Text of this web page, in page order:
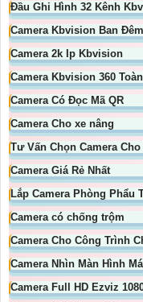
Đầu Ghi Hình 32 Kênh
Camera Kbvision Ban
Camera 2k Ip Kbvision
Camera Kbvision 360
Camera Có Đọc Mã QR
Camera Cho xe nâng
Tư Vấn Chọn Camera
Camera Giá Rẻ Nhất
Lắp Camera Phòng Phẩu
Camera có chống trộm
Camera Cho Công Trình
Camera Nhìn Màn Hình
Camera Full HD Ezviz